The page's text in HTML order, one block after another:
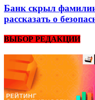
Банк скрыл
рассказать о
ВЫБОР РЕДАКЦИИ